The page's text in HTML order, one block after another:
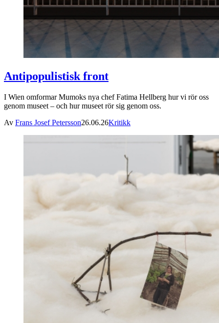
Antipopulistisk front
I Wien omformar Mumoks nya chef Fatima Hellberg hur vi rör oss
genom museet – och hur museet rör sig genom oss.
Av Frans Josef Petersson26.06.26Kritikk